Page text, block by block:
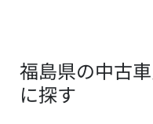
福島県の中古
に探す